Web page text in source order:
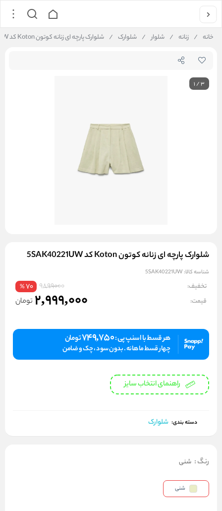
خانه / زنانه / شلوار / شلوارک / شلوارک پارچه ای زنانه کوتون Koton کد 5SAK40221UW
1/3
شلوارک پارچه ای زنانه کوتون Koton کد 5SAK40221UW
شناسه کالا: 5SAK40221UW
تخفیف: 9899000
70
%
قیمت: 2,999,000 تومان
هر قسط با اسنپ پی :749,750تومان
چهار قسط ماهانه . بدون سود ، چک و ضامن
راهنمای انتخاب سایز
دسته بندی: شلوارک
رنگ: شنی
شنی